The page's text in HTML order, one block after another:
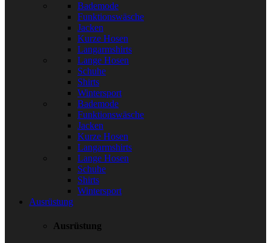
Bademode
Funktionswäsche
Jacken
Kurze Hosen
Langarmshirts
Lange Hosen
Schuhe
Shirts
Wintersport
Bademode
Funktionswäsche
Jacken
Kurze Hosen
Langarmshirts
Lange Hosen
Schuhe
Shirts
Wintersport
Ausrüstung
Ausrüstung